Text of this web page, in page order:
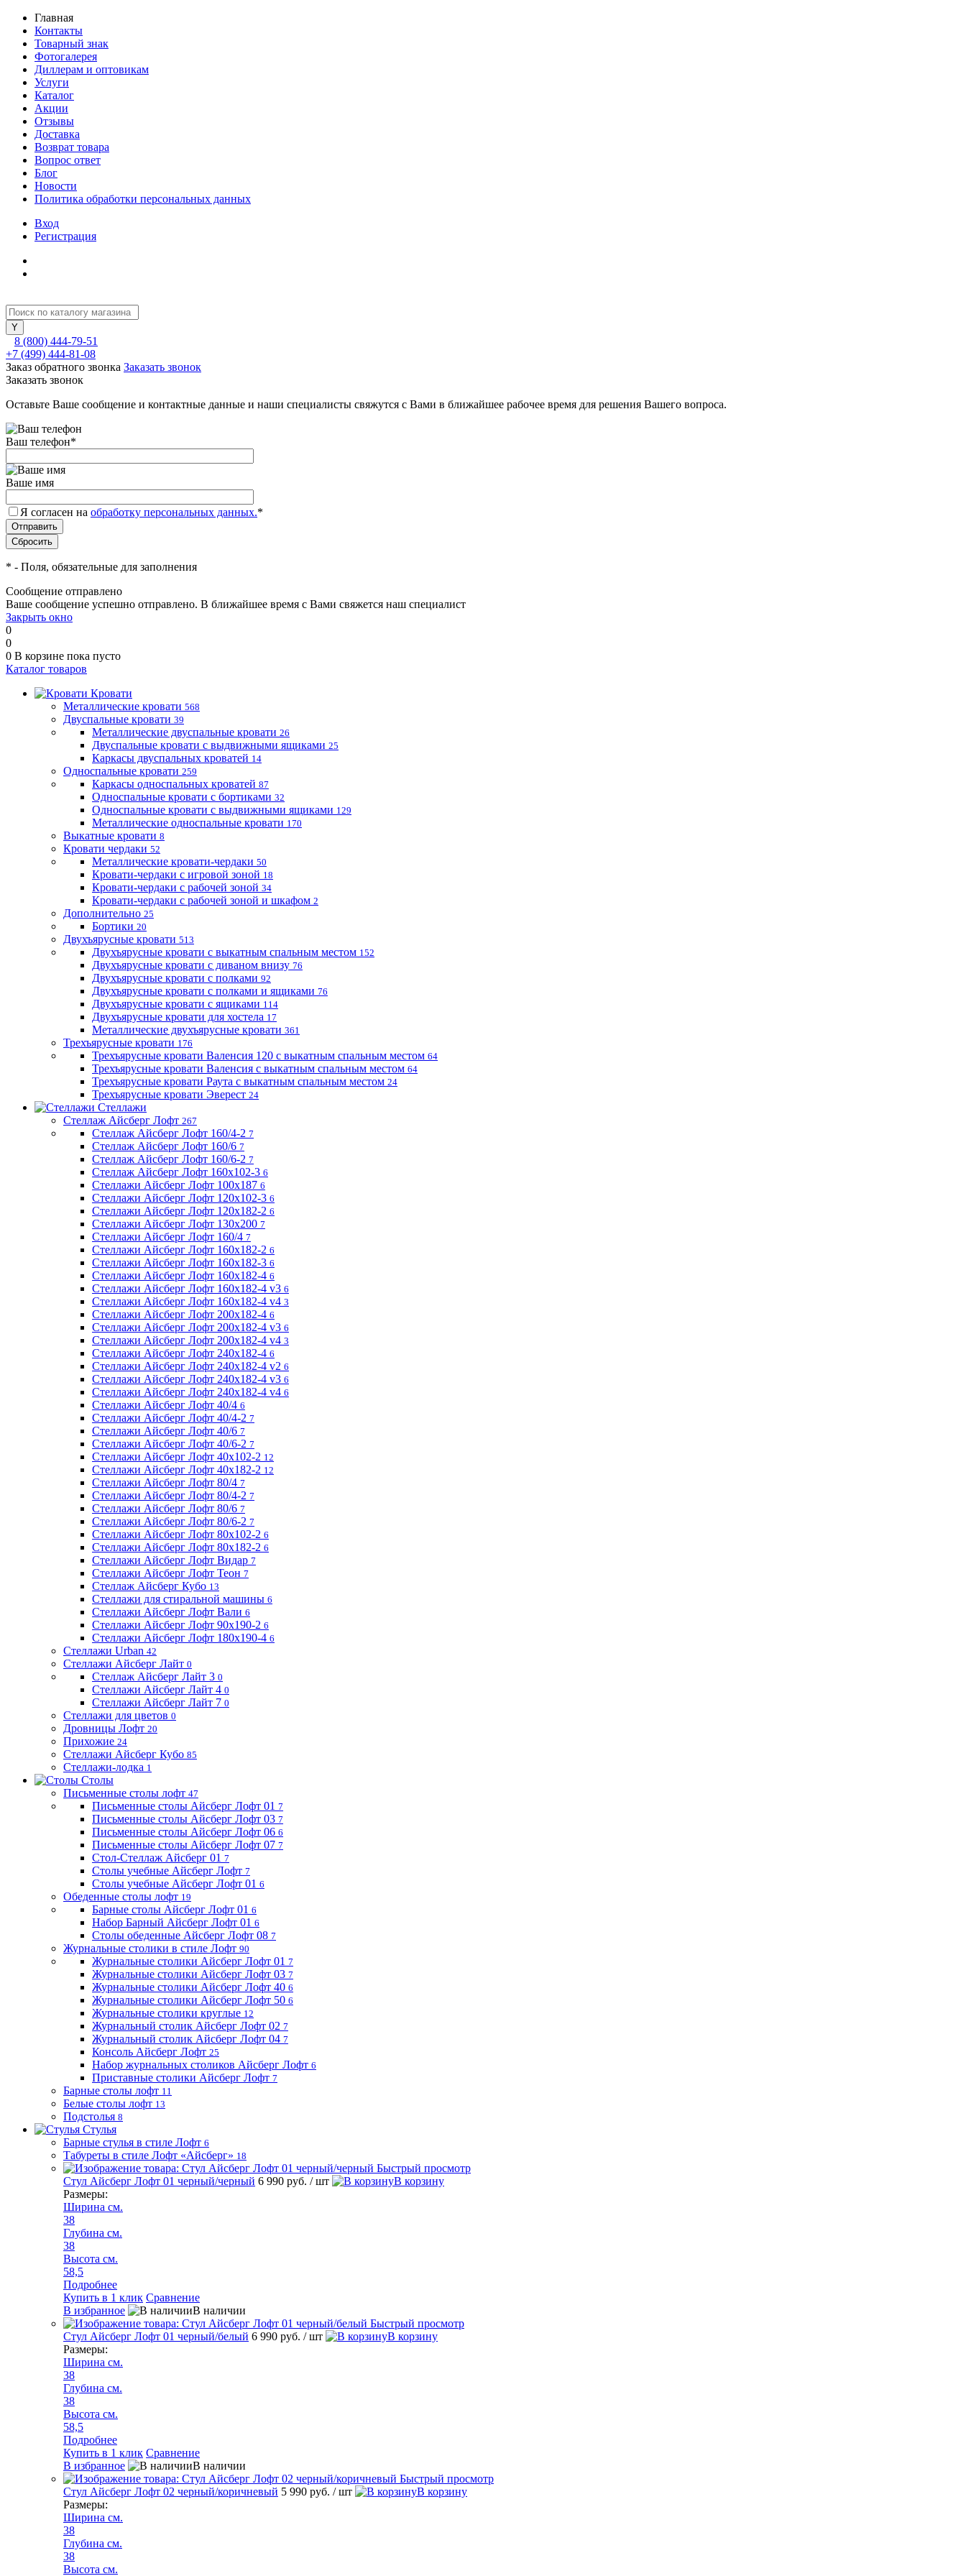
Главная
Контакты
Товарный знак
Фотогалерея
Диллерам и оптовикам
Услуги
Каталог
Акции
Отзывы
Доставка
Возврат товара
Вопрос ответ
Блог
Новости
Политика обработки персональных данных
Вход
Регистрация
8 (800) 444-79-51
+7 (499) 444-81-08
Заказ обратного звонка Заказать звонок
Заказать звонок
Оставьте Ваше сообщение и контактные данные и наши специалисты свяжутся с Вами в ближайшее рабочее время для решения Вашего вопроса.
Ваш телефон*
Ваше имя
Я согласен на обработку персональных данных.*
* - Поля, обязательные для заполнения
Сообщение отправлено
Ваше сообщение успешно отправлено. В ближайшее время с Вами свяжется наш специалист
Закрыть окно
0
0
0 В корзине пока пусто
Каталог товаров
Кровати
Металлические кровати 568
Двуспальные кровати 39
Металлические двуспальные кровати 26
Двуспальные кровати с выдвижными ящиками 25
Каркасы двуспальных кроватей 14
Односпальные кровати 259
Каркасы односпальных кроватей 87
Односпальные кровати с бортиками 32
Односпальные кровати с выдвижными ящиками 129
Металлические односпальные кровати 170
Выкатные кровати 8
Кровати чердаки 52
Металлические кровати-чердаки 50
Кровати-чердаки с игровой зоной 18
Кровати-чердаки с рабочей зоной 34
Кровати-чердаки с рабочей зоной и шкафом 2
Дополнительно 25
Бортики 20
Двухъярусные кровати 513
Двухъярусные кровати с выкатным спальным местом 152
Двухъярусные кровати с диваном внизу 76
Двухъярусные кровати с полками 92
Двухъярусные кровати с полками и ящиками 76
Двухъярусные кровати с ящиками 114
Двухъярусные кровати для хостела 17
Металлические двухъярусные кровати 361
Трехъярусные кровати 176
Трехъярусные кровати Валенсия 120 с выкатным спальным местом 64
Трехъярусные кровати Валенсия с выкатным спальным местом 64
Трехъярусные кровати Раута с выкатным спальным местом 24
Трехъярусные кровати Эверест 24
Стеллажи
Стеллаж Айсберг Лофт 267
Стеллаж Айсберг Лофт 160/4-2 7
Стеллаж Айсберг Лофт 160/6 7
Стеллаж Айсберг Лофт 160/6-2 7
Стеллаж Айсберг Лофт 160х102-3 6
Стеллажи Айсберг Лофт 100х187 6
Стеллажи Айсберг Лофт 120х102-3 6
Стеллажи Айсберг Лофт 120х182-2 6
Стеллажи Айсберг Лофт 130х200 7
Стеллажи Айсберг Лофт 160/4 7
Стеллажи Айсберг Лофт 160х182-2 6
Стеллажи Айсберг Лофт 160х182-3 6
Стеллажи Айсберг Лофт 160х182-4 6
Стеллажи Айсберг Лофт 160х182-4 v3 6
Стеллажи Айсберг Лофт 160х182-4 v4 3
Стеллажи Айсберг Лофт 200х182-4 6
Стеллажи Айсберг Лофт 200х182-4 v3 6
Стеллажи Айсберг Лофт 200х182-4 v4 3
Стеллажи Айсберг Лофт 240х182-4 6
Стеллажи Айсберг Лофт 240х182-4 v2 6
Стеллажи Айсберг Лофт 240х182-4 v3 6
Стеллажи Айсберг Лофт 240х182-4 v4 6
Стеллажи Айсберг Лофт 40/4 6
Стеллажи Айсберг Лофт 40/4-2 7
Стеллажи Айсберг Лофт 40/6 7
Стеллажи Айсберг Лофт 40/6-2 7
Стеллажи Айсберг Лофт 40х102-2 12
Стеллажи Айсберг Лофт 40х182-2 12
Стеллажи Айсберг Лофт 80/4 7
Стеллажи Айсберг Лофт 80/4-2 7
Стеллажи Айсберг Лофт 80/6 7
Стеллажи Айсберг Лофт 80/6-2 7
Стеллажи Айсберг Лофт 80х102-2 6
Стеллажи Айсберг Лофт 80х182-2 6
Стеллажи Айсберг Лофт Видар 7
Стеллажи Айсберг Лофт Теон 7
Стеллаж Айсберг Кубо 13
Стеллажи для стиральной машины 6
Стеллажи Айсберг Лофт Вали 6
Стеллажи Айсберг Лофт 90х190-2 6
Стеллажи Айсберг Лофт 180х190-4 6
Стеллажи Urban 42
Стеллажи Айсберг Лайт 0
Стеллаж Айсберг Лайт 3 0
Стеллажи Айсберг Лайт 4 0
Стеллажи Айсберг Лайт 7 0
Стеллажи для цветов 0
Дровницы Лофт 20
Прихожие 24
Стеллажи Айсберг Кубо 85
Стеллажи-лодка 1
Столы
Письменные столы лофт 47
Письменные столы Айсберг Лофт 01 7
Письменные столы Айсберг Лофт 03 7
Письменные столы Айсберг Лофт 06 6
Письменные столы Айсберг Лофт 07 7
Стол-Стеллаж Айсберг 01 7
Столы учебные Айсберг Лофт 7
Столы учебные Айсберг Лофт 01 6
Обеденные столы лофт 19
Барные столы Айсберг Лофт 01 6
Набор Барный Айсберг Лофт 01 6
Столы обеденные Айсберг Лофт 08 7
Журнальные столики в стиле Лофт 90
Журнальные столики Айсберг Лофт 01 7
Журнальные столики Айсберг Лофт 03 7
Журнальные столики Айсберг Лофт 40 6
Журнальные столики Айсберг Лофт 50 6
Журнальные столики круглые 12
Журнальный столик Айсберг Лофт 02 7
Журнальный столик Айсберг Лофт 04 7
Консоль Айсберг Лофт 25
Набор журнальных столиков Айсберг Лофт 6
Приставные столики Айсберг Лофт 7
Барные столы лофт 11
Белые столы лофт 13
Подстолья 8
Стулья
Барные стулья в стиле Лофт 6
Табуреты в стиле Лофт «Айсберг» 18
Быстрый просмотр
Стул Айсберг Лофт 01 черный/черный 6 990 руб. / шт
В корзину
Размеры:
Ширина см.
38
Глубина см.
38
Высота см.
58,5
Подробнее
Купить в 1 клик Сравнение
В избранное
В наличии
Быстрый просмотр
Стул Айсберг Лофт 01 черный/белый 6 990 руб. / шт
В корзину
Размеры:
Ширина см.
38
Глубина см.
38
Высота см.
58,5
Подробнее
Купить в 1 клик Сравнение
В избранное
В наличии
Быстрый просмотр
Стул Айсберг Лофт 02 черный/коричневый 5 990 руб. / шт
В корзину
Размеры:
Ширина см.
38
Глубина см.
38
Высота см.